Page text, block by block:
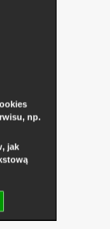
np.
jak